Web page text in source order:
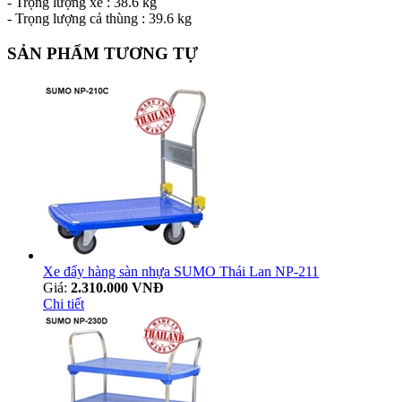
- Trọng lượng cả thùng : 39.6 kg
SẢN PHẨM TƯƠNG TỰ
Xe đẩy hàng sàn nhựa SUMO Thái Lan NP-211
Giá: 2.310.000 VNĐ
Chi tiết